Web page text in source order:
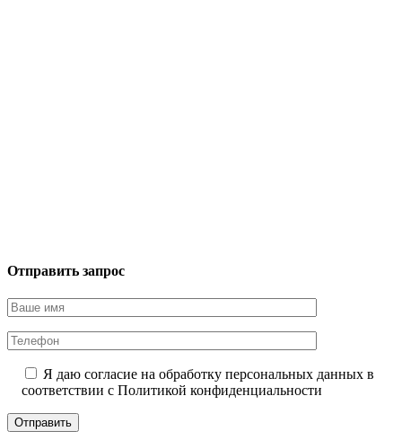
Отправить запрос
Я даю согласие на обработку персональных данных в
соответствии с Политикой конфиденциальности